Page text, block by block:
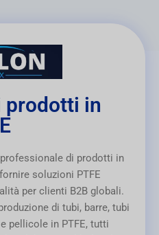
prodotti in
di prodotti in
soluzioni PTFE
per clienti B2B globali.
di tubi, barre, tubi
pellicole in PTFE, tutti